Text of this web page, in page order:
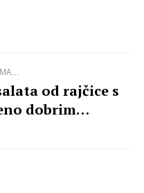
od rajčice s
dobrim